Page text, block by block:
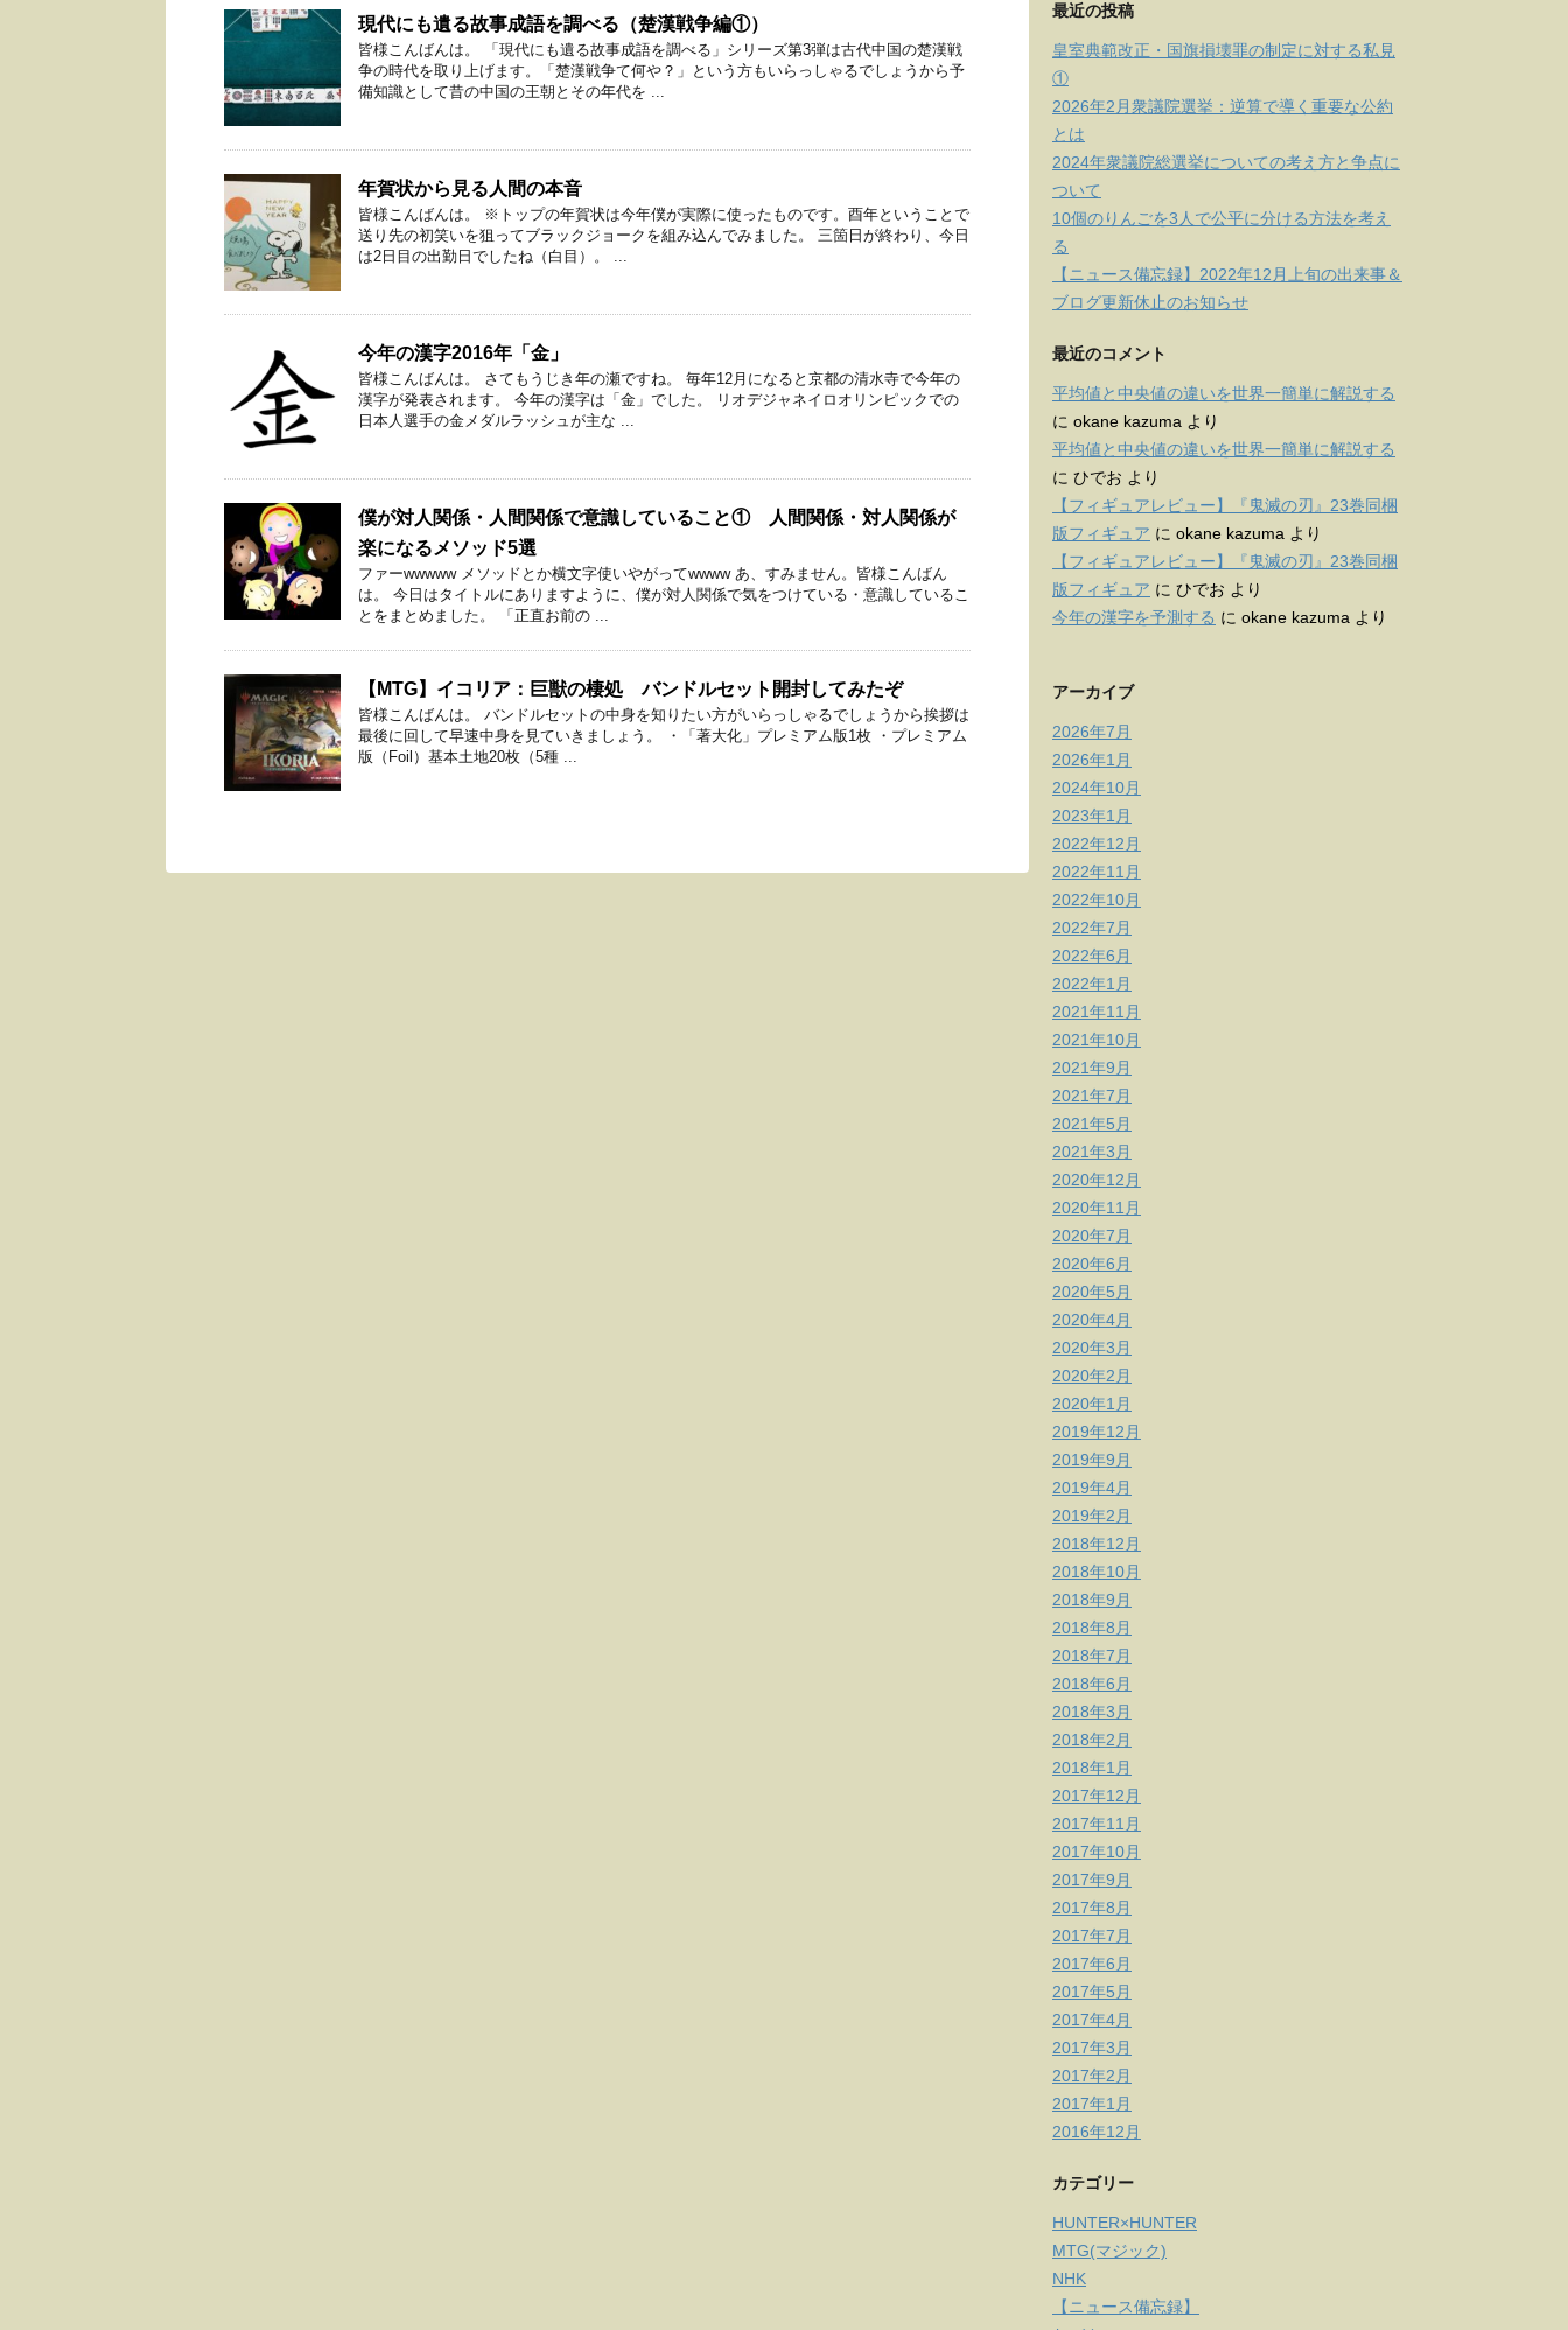
現代にも遺る故事成語を調べる（楚漢戦争編①）
皆様こんばんは。 「現代にも遺る故事成語を調べる」シリーズ第3弾は古代中国の楚漢戦
争の時代を取り上げます。「楚漢戦争て何や？」という方もいらっしゃるでしょうから予
備知識として昔の中国の王朝とその年代を ...
年賀状から見る人間の本音
皆様こんばんは。 ※トップの年賀状は今年僕が実際に使ったものです。酉年ということで
送り先の初笑いを狙ってブラックジョークを組み込んでみました。 三箇日が終わり、今日
は2日目の出勤日でしたね（白目）。 ...
今年の漢字2016年「金」
皆様こんばんは。 さてもうじき年の瀬ですね。 毎年12月になると京都の清水寺で今年の
漢字が発表されます。 今年の漢字は「金」でした。 リオデジャネイロオリンピックでの
日本人選手の金メダルラッシュが主な ...
僕が対人関係・人間関係で意識していること① 人間関係・対人関係が
楽になるメソッド5選
ファーwwwww メソッドとか横文字使いやがってwwww あ、すみません。皆様こんばん
は。 今日はタイトルにありますように、僕が対人関係で気をつけている・意識しているこ
とをまとめました。 「正直お前の ...
【MTG】イコリア：巨獣の棲処 バンドルセット開封してみたぞ
皆様こんばんは。 バンドルセットの中身を知りたい方がいらっしゃるでしょうから挨拶は
最後に回して早速中身を見ていきましょう。 ・「著大化」プレミアム版1枚 ・プレミアム
版（Foil）基本土地20枚（5種 ...
最近の投稿
皇室典範改正・国旗損壊罪の制定に対する私見
①
2026年2月衆議院選挙：逆算で導く重要な公約
とは
2024年衆議院総選挙についての考え方と争点に
ついて
10個のりんごを3人で公平に分ける方法を考え
る
【ニュース備忘録】2022年12月上旬の出来事＆
ブログ更新休止のお知らせ
最近のコメント
平均値と中央値の違いを世界一簡単に解説する
に okane kazuma より
平均値と中央値の違いを世界一簡単に解説する
に ひでお より
【フィギュアレビュー】『鬼滅の刃』23巻同梱
版フィギュア に okane kazuma より
【フィギュアレビュー】『鬼滅の刃』23巻同梱
版フィギュア に ひでお より
今年の漢字を予測する に okane kazuma より
アーカイブ
2026年7月
2026年1月
2024年10月
2023年1月
2022年12月
2022年11月
2022年10月
2022年7月
2022年6月
2022年1月
2021年11月
2021年10月
2021年9月
2021年7月
2021年5月
2021年3月
2020年12月
2020年11月
2020年7月
2020年6月
2020年5月
2020年4月
2020年3月
2020年2月
2020年1月
2019年12月
2019年9月
2019年4月
2019年2月
2018年12月
2018年10月
2018年9月
2018年8月
2018年7月
2018年6月
2018年3月
2018年2月
2018年1月
2017年12月
2017年11月
2017年10月
2017年9月
2017年8月
2017年7月
2017年6月
2017年5月
2017年4月
2017年3月
2017年2月
2017年1月
2016年12月
カテゴリー
HUNTER×HUNTER
MTG(マジック)
NHK
【ニュース備忘録】